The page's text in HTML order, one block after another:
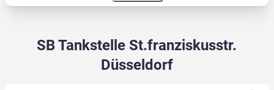
SB Tankstelle St.franziskusstr.
Düsseldorf